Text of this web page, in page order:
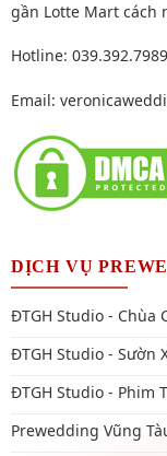
gần Lotte Mart cách
Hotline: 039.392.7989
Email:
DỊCH VỤ
ĐTGH Studio - Chùa
ĐTGH Studio - Sườn
ĐTGH Studio - Phim
Prewedding Vũng